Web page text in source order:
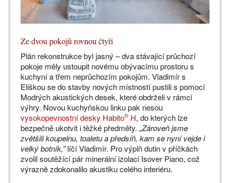
Ze dvou pokojů rovnou čtyři
Plán rekonstrukce byl jasný – dva stávající průchozí
pokoje měly ustoupit novému obývacímu prostoru s
kuchyní a třem neprůchozím pokojům. Vladimír s
Eliškou se do stavby nových místností pustili s pomocí
Modrých akustických desek, které obdrželi v rámci
výhry. Novou kuchyňskou linku pak nesou
vysokopevnostní desky Habito® H, do kterých lze
bezpečně ukotvit i těžké předměty. „Zároveň jsme
zvětšili koupelnu, toaletu a předsíň, kam se nyní vejde i
velký botník,”líčí Vladimír. Pro výplň dutin v příčkách
zvolil soutěžící pár minerální izolaci Isover Piano, což
výrazně zdokonalilo akustiku celého interiéru.